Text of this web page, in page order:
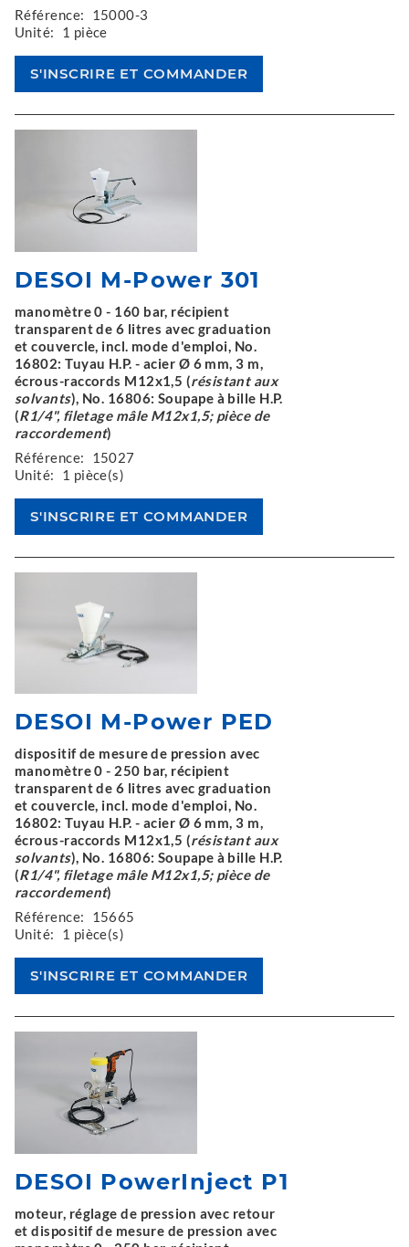
Référence:
15000-3
Unité:
1 pièce
DESOI M-Power 301
manomètre 0 - 160 bar, récipient
transparent de 6 litres avec graduation
et couvercle, incl. mode d'emploi, No.
16802: Tuyau H.P. - acier Ø 6 mm, 3 m,
écrous-raccords M12x1,5 (résistant aux
solvants), No. 16806: Soupape à bille H.P.
(R1/4", filetage mâle M12x1,5; pièce de
raccordement)
Référence:
15027
Unité:
1 pièce(s)
DESOI M-Power PED
dispositif de mesure de pression avec
manomètre 0 - 250 bar, récipient
transparent de 6 litres avec graduation
et couvercle, incl. mode d'emploi, No.
16802: Tuyau H.P. - acier Ø 6 mm, 3 m,
écrous-raccords M12x1,5 (résistant aux
solvants), No. 16806: Soupape à bille H.P.
(R1/4", filetage mâle M12x1,5; pièce de
raccordement)
Référence:
15665
Unité:
1 pièce(s)
DESOI PowerInject P1
moteur, réglage de pression avec retour
et dispositif de mesure de pression avec